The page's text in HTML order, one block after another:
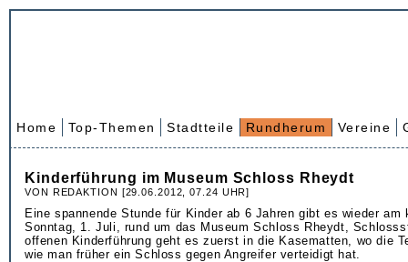
Home Top-Themen Stadtteile Rundherum Vereine
Kinderführung im Museum Schloss Rheydt
VON REDAKTION [29.06.2012, 07.24 UHR]
Eine spannende Stunde für Kinder ab 6 Jahren gibt es wieder am
Sonntag, 1. Juli, rund um das Museum Schloss Rheydt,
offenen Kinderführung geht es zuerst in die Kasematten, wo die
wie man früher ein Schloss gegen Angreifer verteidigt hat.